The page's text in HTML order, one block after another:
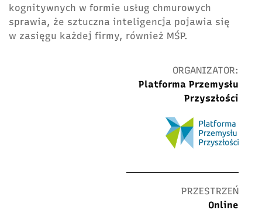
kognitywnych w formie usług chmurowych
sprawia, że sztuczna inteligencja pojawia się
w zasięgu każdej firmy, również MŚP.
ORGANIZATOR:
Platforma Przemysłu
Przyszłości
PRZESTRZEŃ
Online